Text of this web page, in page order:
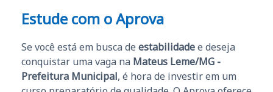
Estude com o Aprova
Se você está em busca de estabilidadee deseja
conquistar uma vaga na Mateus Leme/MG -
Prefeitura Municipal, é hora de investir em um